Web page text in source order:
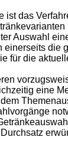
ist das
Auswahl
einerseits die
für die
eine